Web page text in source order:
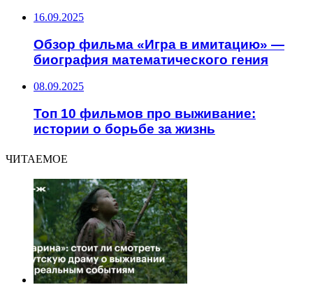
16.09.2025
Обзор фильма «Игра в имитацию» —
биография математического гения
08.09.2025
Топ 10 фильмов про выживание:
истории о борьбе за жизнь
ЧИТАЕМОЕ